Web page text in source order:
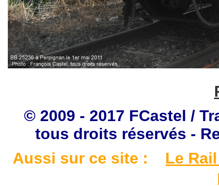
© 2009 - 2017 FCastel /
tous droits réservés -
Aussi sur ce site :
Le